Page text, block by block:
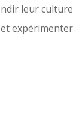
leur